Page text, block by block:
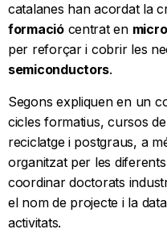
catalanes han acordat la
formaciócentrat en
per reforçar i cobrir les
semiconductors.
Segons expliquen en un
cicles formatius, cursos
reciclatge i postgraus, a
organitzat per les
coordinar doctorats
el nom de projecte i la
activitats.